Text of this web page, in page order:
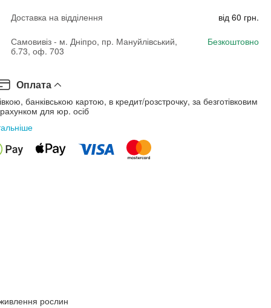
Доставка на відділення
від 60 грн.
Самовивіз - м. Дніпро, пр. Мануйлівський,
б.73, оф. 703
Безкоштовно
Оплата
банківською картою, в кредит/розстрочку, за безготівковим
для юр. осіб
рослин